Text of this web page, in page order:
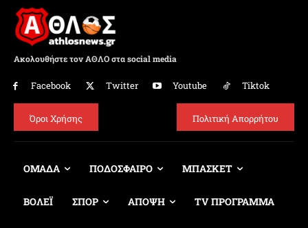
Ακολουθήστε τον ΑΘΛΟ στα social media
Facebook Twitter Youtube Tiktok
Όροι Χρήσης Πολιτική Απορρήτου
ΟΜΑΔΑ ΠΟΔΟΣΦΑΙΡΟ ΜΠΑΣΚΕΤ
ΒΟΛΕΪ ΣΠΟΡ ΑΠΟΨΗ TV ΠΡΟΓΡΑΜΜΑ